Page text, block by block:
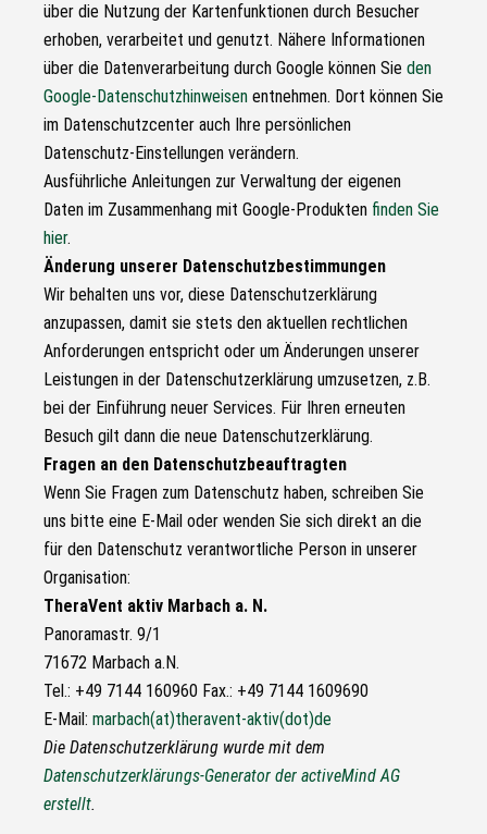
über die Nutzung der Kartenfunktionen durch Besucher
erhoben, verarbeitet und genutzt. Nähere Informationen
über die Datenverarbeitung durch Google können Sie den
Google-Datenschutzhinweisen entnehmen. Dort können Sie
im Datenschutzcenter auch Ihre persönlichen
Datenschutz-Einstellungen verändern.
Ausführliche Anleitungen zur Verwaltung der eigenen
Daten im Zusammenhang mit Google-Produkten finden Sie
hier.
Änderung unserer Datenschutzbestimmungen
Wir behalten uns vor, diese Datenschutzerklärung
anzupassen, damit sie stets den aktuellen rechtlichen
Anforderungen entspricht oder um Änderungen unserer
Leistungen in der Datenschutzerklärung umzusetzen, z.B.
bei der Einführung neuer Services. Für Ihren erneuten
Besuch gilt dann die neue Datenschutzerklärung.
Fragen an den Datenschutzbeauftragten
Wenn Sie Fragen zum Datenschutz haben, schreiben Sie
uns bitte eine E-Mail oder wenden Sie sich direkt an die
für den Datenschutz verantwortliche Person in unserer
Organisation:
TheraVent aktiv Marbach a. N.
Panoramastr. 9/1
71672 Marbach a.N.
Tel.: +49 7144 160960 Fax.: +49 7144 1609690
E-Mail: marbach(at)theravent-aktiv(dot)de
Die Datenschutzerklärung wurde mit dem
Datenschutzerklärungs-Generator der activeMind AG
erstellt.